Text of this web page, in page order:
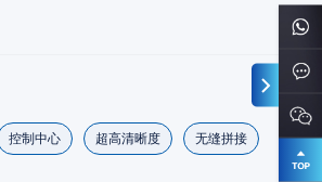
控制中心 超高清晰度 无缝拼接